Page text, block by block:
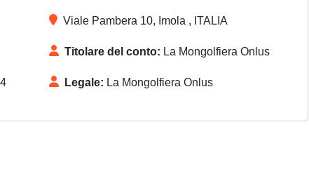
Viale Pambera 10, Imola , ITALIA
Titolare del conto: La Mongolfiera Onlus
Legale: La Mongolfiera Onlus